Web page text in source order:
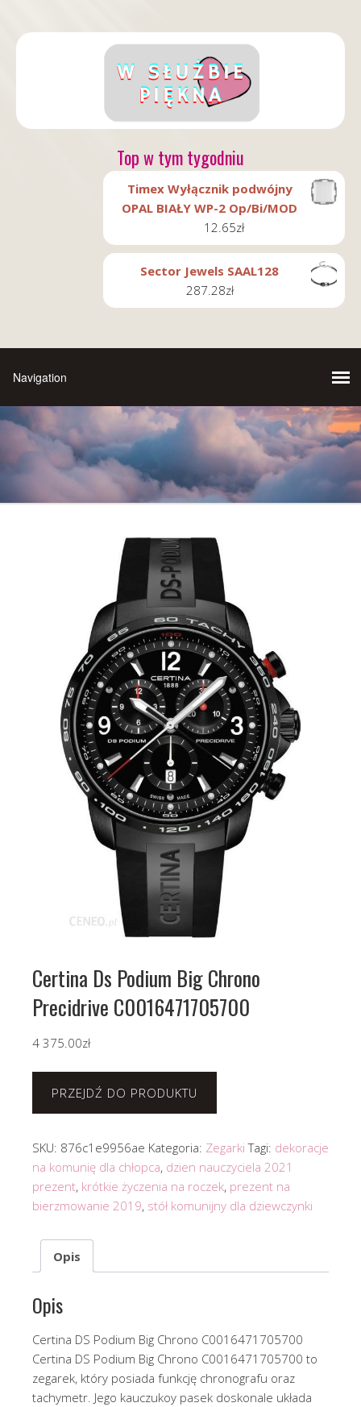
Top w tym tygodniu
Timex Wyłącznik podwójny
OPAL BIAŁY WP-2 Op/Bi/MOD
12.65zł
Sector Jewels SAAL128
287.28zł
Certina Ds Podium Big Chrono
Precidrive C0016471705700
4 375.00zł
PRZEJDŹ DO PRODUKTU
SKU: 876c1e9956ae Kategoria: Zegarki Tagi: dekoracje
na komunię dla chłopca, dzien nauczyciela 2021
prezent, krótkie życzenia na roczek, prezent na
bierzmowanie 2019, stół komunijny dla dziewczynki
Opis
Opis
Certina DS Podium Big Chrono C0016471705700
Certina DS Podium Big Chrono C0016471705700 to
zegarek, który posiada funkcję chronografu oraz
tachymetr. Jego kauczukoy pasek doskonale układa